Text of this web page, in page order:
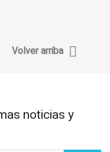
Volver arriba 
noticias y